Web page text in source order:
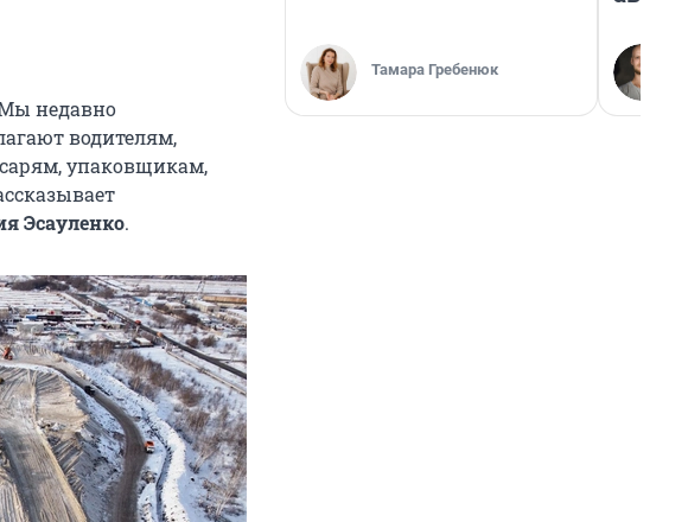
Мы недавно
водителям,
упаковщикам,
Эсауленко.
Тамара Гребенюк